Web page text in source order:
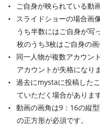
ご自身が映られている動
スライドショーの場合画
うち半数にはご自身が写
枚のうち3枚はご自身の画
同一人物が複数アカウン
アカウントが失格になりま
過去にmystaに投稿した
ていただく場合があります
動画の画角は9：16の縦
の正方形が必須です。